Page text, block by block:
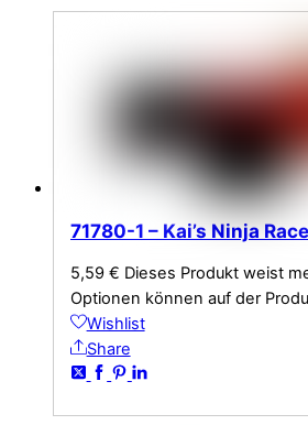
71780-1 – Kai’s Ninja
5,59 € Dieses Produkt weist
Optionen können auf der
Wishlist
Share